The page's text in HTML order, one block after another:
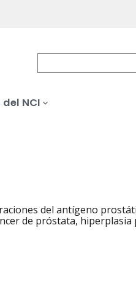
NCI
del antígeno
de próstata,